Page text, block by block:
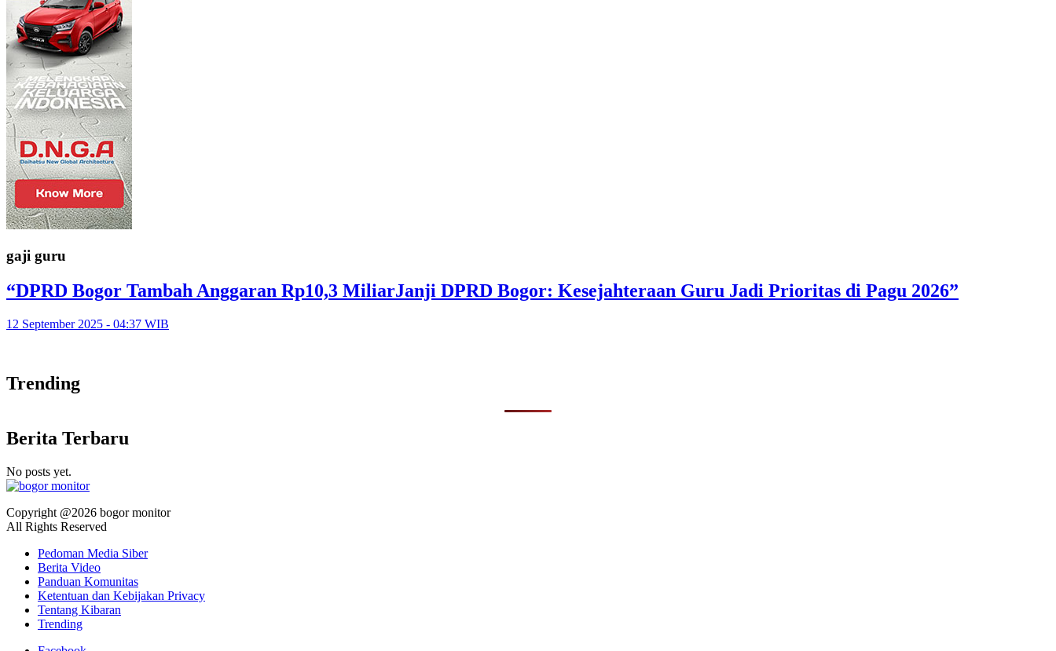
gaji guru
“DPRD Bogor Tambah Anggaran Rp10,3 MiliarJanji DPRD Bogor: Kesejahteraan Guru Jadi Prioritas di Pagu 2026”
12 September 2025 - 04:37 WIB
Trending
Berita Terbaru
No posts yet.
Copyright @2026 bogor monitor
All Rights Reserved
Pedoman Media Siber
Berita Video
Panduan Komunitas
Ketentuan dan Kebijakan Privacy
Tentang Kibaran
Trending